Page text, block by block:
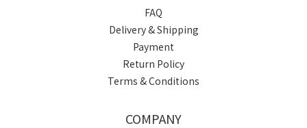
FAQ
Delivery & Shipping
Payment
Return Policy
Terms & Conditions
COMPANY